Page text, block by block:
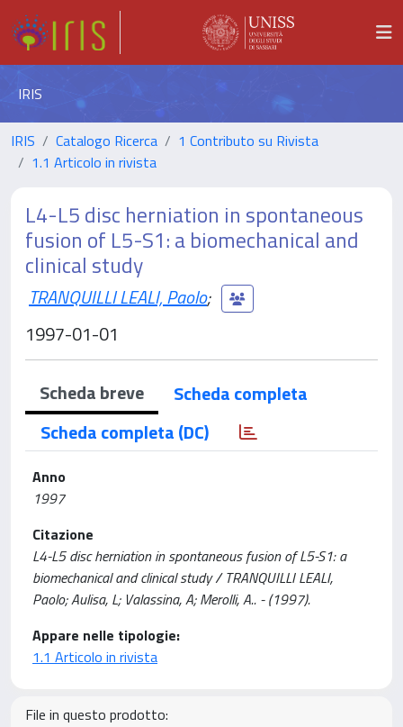
IRIS
IRIS Catalogo Ricerca
1 Contributo su Rivista
1.1 Articolo in rivista
L4-L5 disc herniation in spontaneous
fusion of L5-S1: a biomechanical and
clinical study
TRANQUILLI LEALI, Paolo;
1997-01-01
Scheda breve
Scheda completa
Scheda completa (DC)
Anno
1997
Citazione
L4-L5 disc herniation in spontaneous fusion of L5-S1: a
biomechanical and clinical study / TRANQUILLI LEALI,
Paolo; Aulisa, L; Valassina, A; Merolli, A.. - (1997).
Appare nelle tipologie:
1.1 Articolo in rivista
File in questo prodotto: